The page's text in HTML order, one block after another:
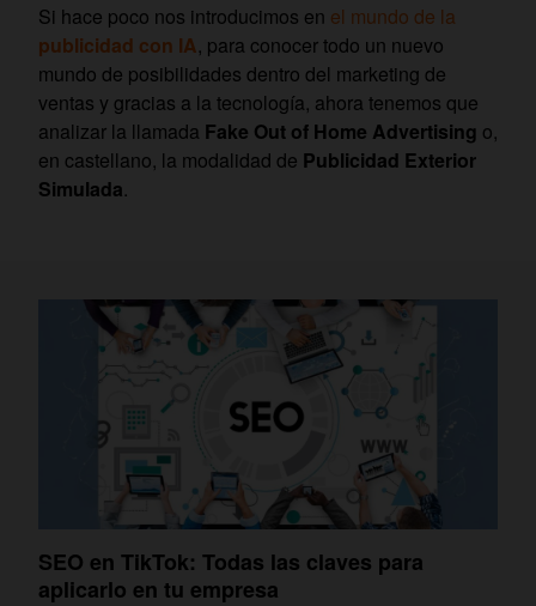
Si hace poco nos introducimos en el mundo de la
publicidad con IA, para conocer todo un nuevo
mundo de posibilidades dentro del marketing de
ventas y gracias a la tecnología, ahora tenemos que
analizar la llamada Fake Out of Home Advertising o,
en castellano, la modalidad de Publicidad Exterior
Simulada.
SEO en TikTok: Todas las claves para
aplicarlo en tu empresa